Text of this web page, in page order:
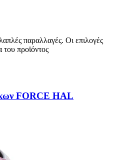
παραλλαγές. Οι επιλογές
του προϊόντος
FORCE HAL